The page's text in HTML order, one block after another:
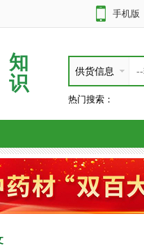
手机版
知
识
供货信息
热门搜索：